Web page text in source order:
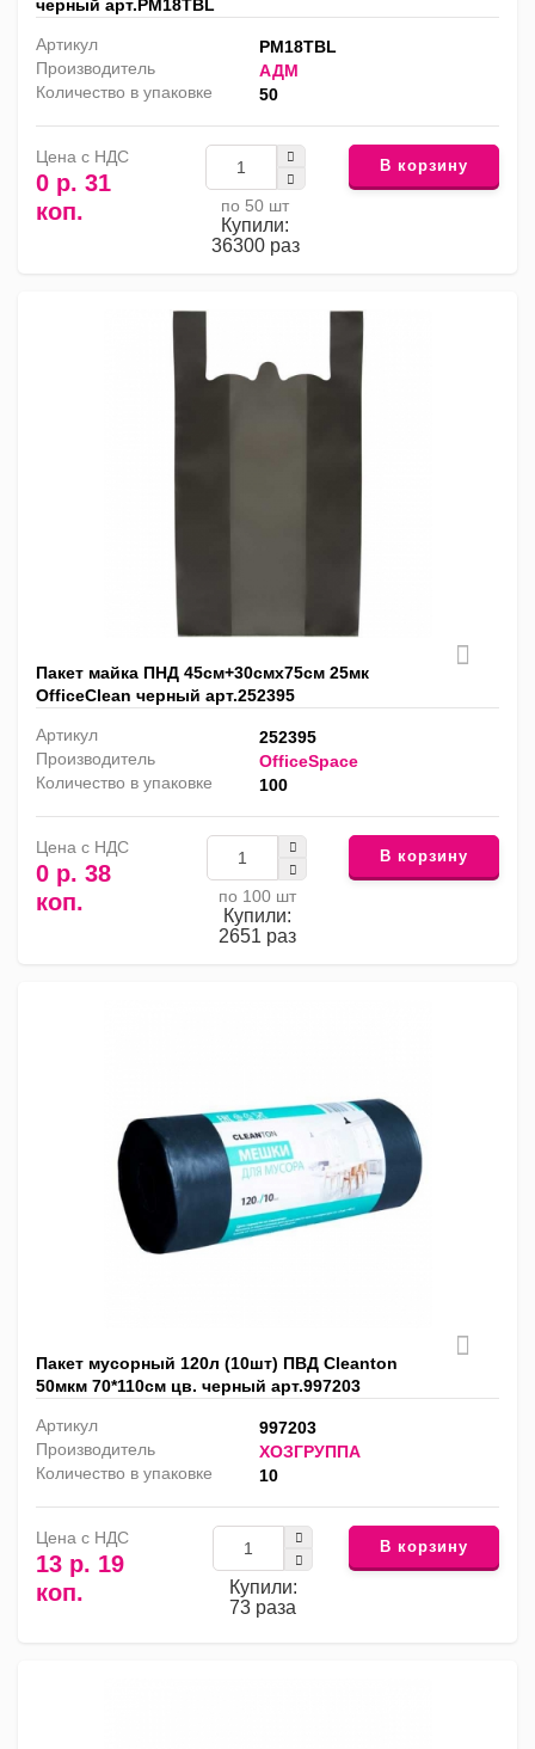
черный арт.PM18TBL
Артикул
PM18TBL
Производитель
АДМ
Количество в упаковке
50
Цена с НДС
0 р. 31
коп.
по 50 шт
Купили:
36300 раз
В корзину
Пакет майка ПНД 45см+30смх75см 25мк
OfficeClean черный арт.252395
Артикул
252395
Производитель
OfficeSpace
Количество в упаковке
100
Цена с НДС
0 р. 38
коп.
по 100 шт
Купили:
2651 раз
В корзину
Пакет мусорный 120л (10шт) ПВД Cleanton
50мкм 70*110см цв. черный арт.997203
Артикул
997203
Производитель
ХОЗГРУППА
Количество в упаковке
10
Цена с НДС
13 р. 19
коп.
Купили:
73 раза
В корзину